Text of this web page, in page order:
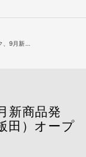
、9月新
新商品発
田）オープ